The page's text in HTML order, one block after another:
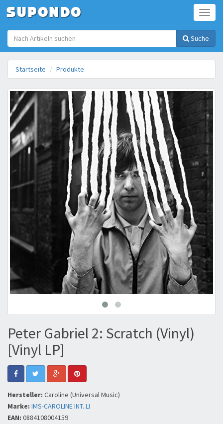
Suche
Startseite Produkte
Peter Gabriel 2: Scratch (Vinyl)
[Vinyl LP]
Hersteller: Caroline (Universal Music)
Marke: IMS-CAROLINE INT. LI
EAN: 0884108004159